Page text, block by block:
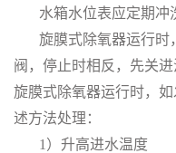
水箱水位表应定期冲
旋膜式除氧器运行时
阀，停止时相反，先关
旋膜式除氧器运行时，
述方法处理：
1）升高进水温度